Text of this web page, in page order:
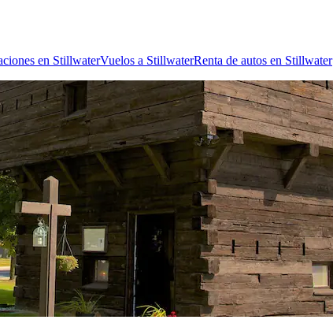
en StillwaterVuelos a StillwaterRenta de autos en Stillwater